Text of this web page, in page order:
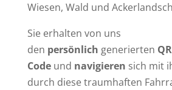
Wiesen, Wald und
Sie erhalten von uns
den persönlich generierten QR
Codeund navigieren sich mit
durch diese traumhaften